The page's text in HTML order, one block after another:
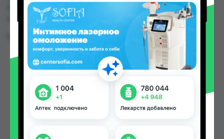
110.00 TJS в Душанбе и других городах
Таджикистана
Цена: от110.00 TJS